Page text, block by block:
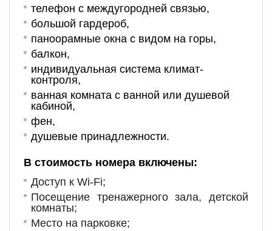
телефон с междугородней связью,
большой гардероб,
паноорамные окна с видом на горы,
балкон,
индивидуальная система климат-
контроля,
ванная комната с ванной или душевой
кабиной,
фен,
душевые принадлежности.
В стоимость номера включены:
Доступ к Wi-Fi;
Посещение тренажерного зала, детской
комнаты;
Место на парковке;